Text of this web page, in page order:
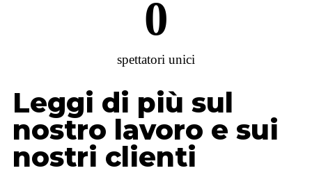
spettatori unici
0
Leggi di più sul
nostro lavoro e sui
nostri clienti